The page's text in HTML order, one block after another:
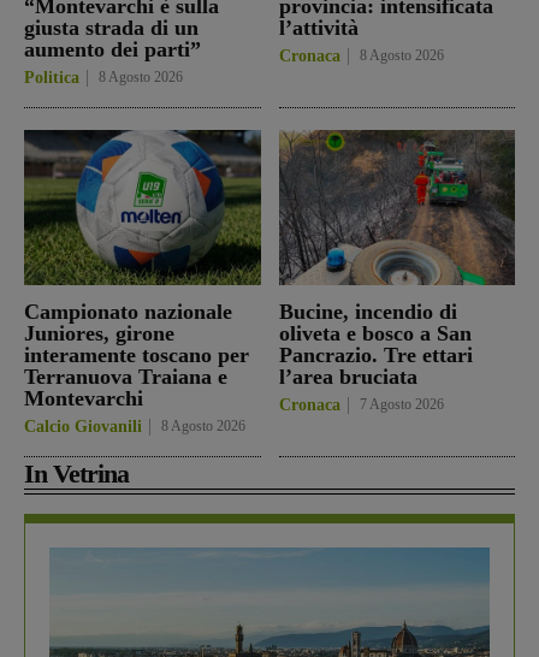
“Montevarchi è sulla
giusta strada di un
aumento dei parti”
Politica 8 Agosto 2026
provincia: intensificata
l’attività
Cronaca 8 Agosto 2026
Campionato nazionale
Juniores, girone
interamente toscano per
Terranuova Traiana e
Montevarchi
Calcio Giovanili 8 Agosto 2026
Bucine, incendio di
oliveta e bosco a San
Pancrazio. Tre ettari
l’area bruciata
Cronaca 7 Agosto 2026
In Vetrina